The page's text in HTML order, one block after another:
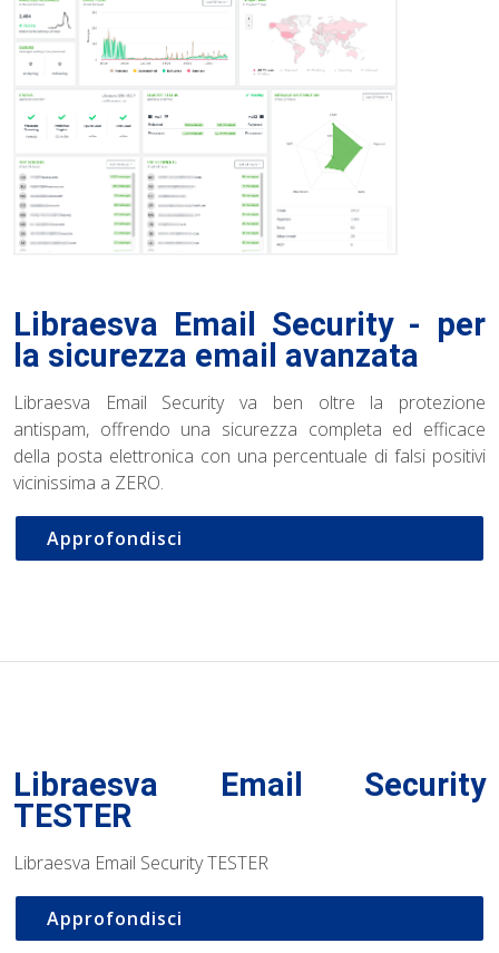
Libraesva Email Security - per
la sicurezza email avanzata
Libraesva Email Security va ben oltre la protezione
antispam, offrendo una sicurezza completa ed efficace
della posta elettronica con una percentuale di falsi positivi
vicinissima a ZERO.
Approfondisci
Libraesva Email Security
TESTER
Libraesva Email Security TESTER
Approfondisci